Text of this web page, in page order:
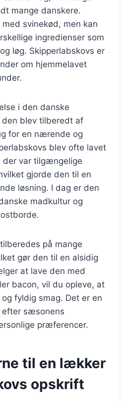
mange danskere.
svinekød, men kan
ingredienser som
løg. Skipperlabskovs er
om hjemmelavet
i den danske
blev tilberedt af
for en nærende og
blev ofte lavet
der var tilgængelige
gjorde den til en
løsning. I dag er den
madkultur og
på mange
gør den til en alsidig
at lave den med
bacon, vil du opleve, at
fyldig smag. Det er en
efter sæsonens
præferencer.
til en lækker
opskrift